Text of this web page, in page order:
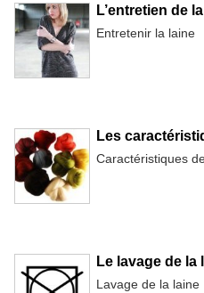
L’entretien de
Entretenir la laine
Les
Caractéristiques
Le lavage de la
Lavage de la laine